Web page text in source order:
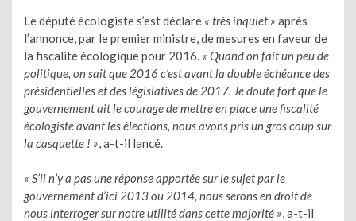
Le député écologiste s’est déclaré « très inquiet » après
l’annonce, par le premier ministre, de mesures en faveur de
la fiscalité écologique pour 2016. « Quand on fait un peu de
politique, on sait que 2016 c’est avant la double échéance des
présidentielles et des législatives de 2017. Je doute fort que le
gouvernement ait le courage de mettre en place une fiscalité
écologiste avant les élections, nous avons pris un gros coup sur
la casquette ! » , a-t-il lancé.
« S’il n’y a pas une réponse apportée sur le sujet par le
gouvernement d’ici 2013 ou 2014, nous serons en droit de
nous interroger sur notre utilité dans cette majorité », a-t-il